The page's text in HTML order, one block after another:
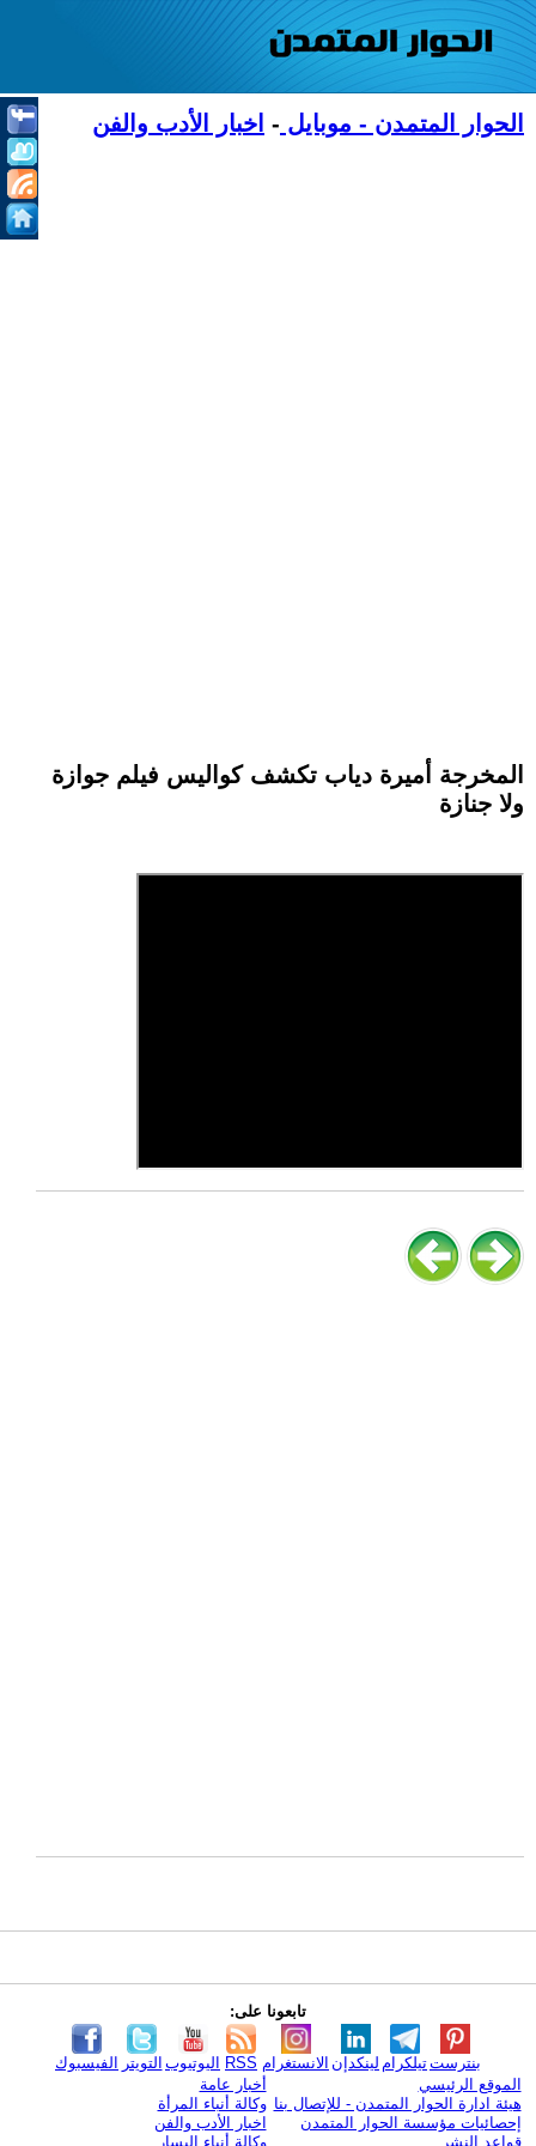
الحوار المتمدن - موبايل - اخبار الأدب والفن
المخرجة أميرة دياب تكشف كواليس فيلم جوازة
ولا جنازة
تابعونا على:
الفيسبوك التويتر اليوتيوب RSS الانستغرام لينكدإن تيلكرامبنترست
الموقع الرئيسي
هيئة ادارة الحوار المتمدن - للإتصال بنا
إحصائيات مؤسسة الحوار المتمدن
قواعد النشر
أخبار عامة
وكالة أنباء المرأة
اخبار الأدب والفن
وكالة أنباء اليسار